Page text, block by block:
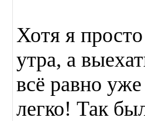
Хотя я
утра, а
всё равно уже
легко! Так